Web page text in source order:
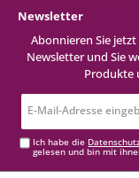
Newsletter
Abonnieren Sie
Newsletter und Sie
Produkte
Ich habe die
gelesen und bin mit